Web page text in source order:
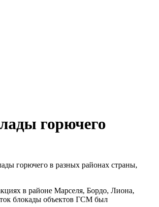
горючего
горючего в разных районах страны,
в районе Марселя, Бордо, Лиона,
блокады объектов ГСМ был